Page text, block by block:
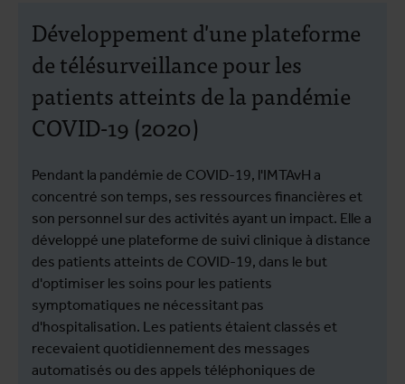
Développement d'une plateforme
de télésurveillance pour les
patients atteints de la pandémie
COVID-19 (2020)
Pendant la pandémie de COVID-19, l'IMTAvH a
concentré son temps, ses ressources financières et
son personnel sur des activités ayant un impact. Elle a
développé une plateforme de suivi clinique à distance
des patients atteints de COVID-19, dans le but
d'optimiser les soins pour les patients
symptomatiques ne nécessitant pas
d'hospitalisation. Les patients étaient classés et
recevaient quotidiennement des messages
automatisés ou des appels téléphoniques de